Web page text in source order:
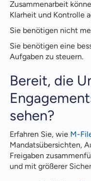
Zusammenarbeit
Klarheit und Kontrolle
Sie benötigen nicht
Sie benötigen eine
Aufgaben zu steuern.
Bereit, die
sehen?
Erfahren Sie, wie M-
Mandatsübersichten,
Freigaben
und mit größerer